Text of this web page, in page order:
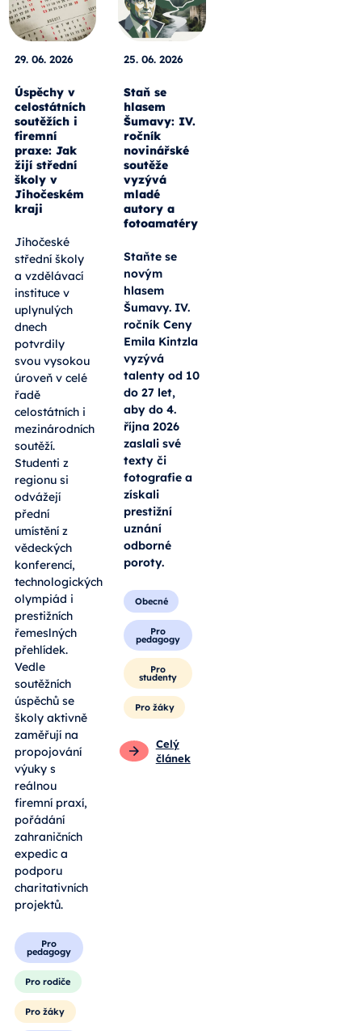
29. 06. 2026
Úspěchy v
celostátních
soutěžích i
firemní
praxe: Jak
žijí střední
školy v
Jihočeském
kraji
Jihočeské
střední školy
a vzdělávací
instituce v
uplynulých
dnech
potvrdily
svou vysokou
úroveň v celé
řadě
celostátních i
mezinárodních
soutěží.
Studenti z
regionu si
odvážejí
přední
umístění z
vědeckých
konferencí,
technologických
olympiád i
prestižních
řemeslných
přehlídek.
Vedle
soutěžních
úspěchů se
školy aktivně
zaměřují na
propojování
výuky s
reálnou
firemní praxí,
pořádání
zahraničních
expedic a
podporu
charitativních
projektů.
Pro
pedagogy
Pro rodiče
Pro žáky
25. 06. 2026
Staň se
hlasem
Šumavy: IV.
ročník
novinářské
soutěže
vyzývá
mladé
autory a
fotoamatéry
Staňte se
novým
hlasem
Šumavy. IV.
ročník Ceny
Emila Kintzla
vyzývá
talenty od 10
do 27 let,
aby do 4.
října 2026
zaslali své
texty či
fotografie a
získali
prestižní
uznání
odborné
poroty.
Obecné
Pro
pedagogy
Pro
studenty
Pro žáky
Celý
článek